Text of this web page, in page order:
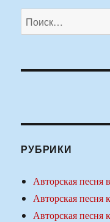
Искать:
РУБРИКИ
Авторская песня
Авторская песня
Авторская песня